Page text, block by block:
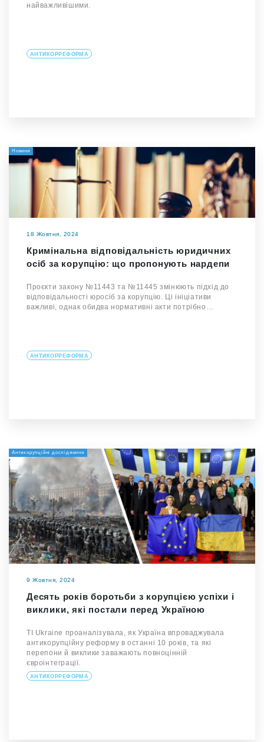
найважливішими.
АНТИКОРРЕФОРМА
Новини
18 Жовтня, 2024
Кримінальна відповідальність юридичних
осіб за корупцію: що пропонують нардепи
Проєкти закону №11443 та №11445 змінюють підхід до
відповідальності юросіб за корупцію. Ці ініціативи
важливі, однак обидва нормативні акти потрібно…
АНТИКОРРЕФОРМА
Антикорупційні дослідження
9 Жовтня, 2024
Десять років боротьби з корупцією успіхи і
виклики, які постали перед Україною
TI Ukraine проаналізувала, як Україна впроваджувала
антикорупційну реформу в останні 10 років, та які
перепони й виклики заважають повноцінній
євроінтеграції.
АНТИКОРРЕФОРМА